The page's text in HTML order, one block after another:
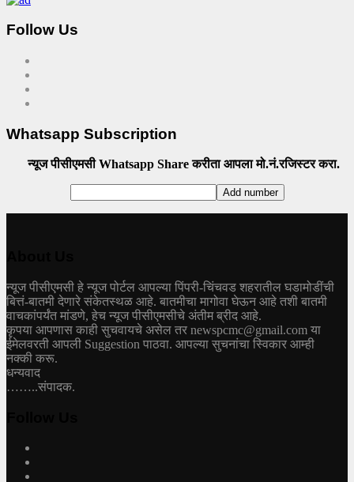
Follow Us
Whatsapp Subscription
न्यूज पीसीएमसी Whatsapp Share करीता आपला मो.नं.रजिस्टर करा.
न्यूज पीसीएमसी हे न्यूज पोर्टल आपल्या पिंपरी-चिंचवड शहरातील घडामोडींची
बित्तं-बातमी देणारे संकेतस्थळ आहे. बातमीचा मागोवा घेऊन आहे तशी बातमी
वाचकांपर्यंत मांडणे, हेच न्यूज पीसीएमसीचे अंतीम ब्रीद आहे.
कृपया आपणास काही सुचवायचे असेल तर newspcmc@gmail.com या
ईमेलवरती आपली Suggestion पाठवा. आपल्या सुचनांचा स्विकार आम्ही
नक्की करू.
धन्यवाद
……..संपादक.